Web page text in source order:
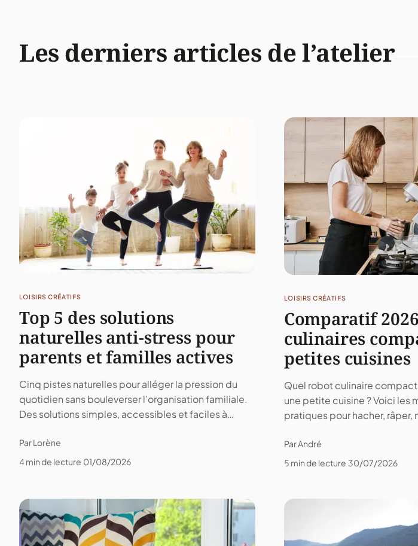
Les derniers articles de l’atelier
LOISIRS CRÉATIFS
Top 5 des solutions
naturelles anti-stress pour
parents et familles actives
Cinq pistes naturelles pour alléger la pression du
quotidien sans bouleverser l’organisation familiale.
Des solutions simples, accessibles et faciles à
Par Lorène
4 min de lecture 01/08/2026
LOISIRS CRÉATIFS
Comparatif
culinaires
petites cuisines
Quel robot culinaire
une petite cuisine ? Voici les
pratiques pour hacher, râper,
Par André
5 min de lecture 30/07/2026